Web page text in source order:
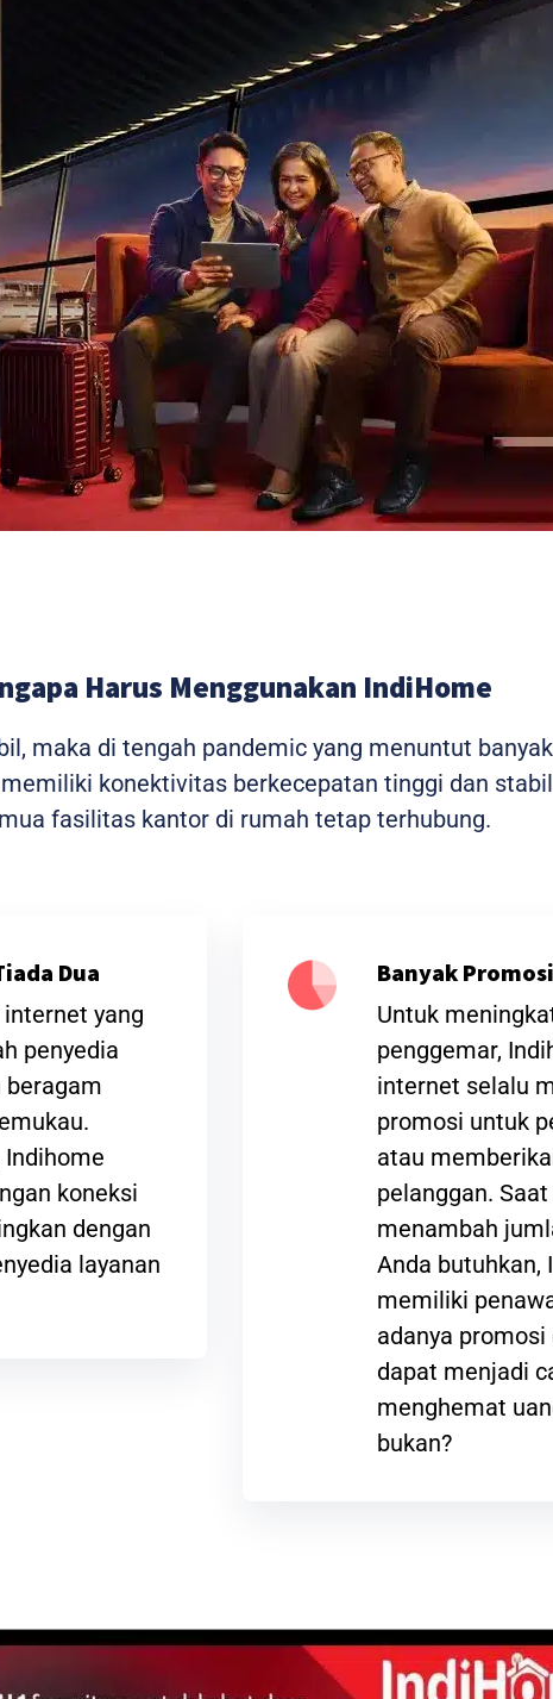
Harus Menggunakan IndiHome
maka di tengah pandemic yang menuntut
konektivitas berkecepatan tinggi dan
fasilitas kantor di rumah tetap terhubung.
Dua
yang
penyedia
beragam
koneksi
dengan
layanan
Banyak Promosi
Untuk
penggemar,
internet selalu
promosi untuk
atau
pelanggan.
menambah
Anda butuhkan,
memiliki
adanya
dapat menjadi
menghemat
bukan?